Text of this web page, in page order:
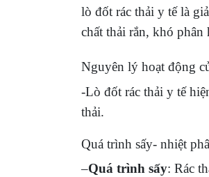
lò đốt rác thải y tế là
chất thải rắn, khó phân
Nguyên lý hoạt động
-Lò đốt rác thải y tế
thải.
Quá trình sấy- nhiệt
–Quá trình sấy: Rác